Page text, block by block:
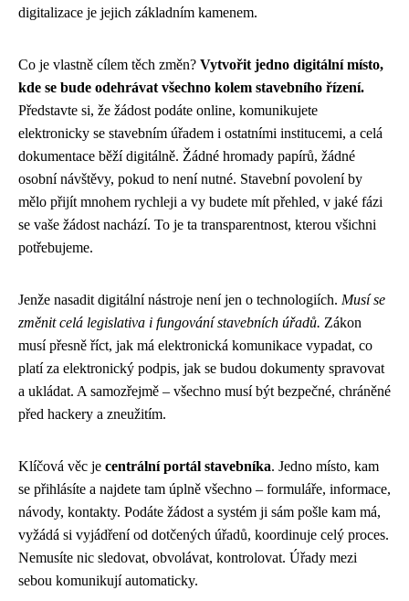
digitalizace je jejich základním kamenem.
Co je vlastně cílem těch změn? Vytvořit jedno digitální místo,
kde se bude odehrávat všechno kolem stavebního řízení.
Představte si, že žádost podáte online, komunikujete
elektronicky se stavebním úřadem i ostatními institucemi, a celá
dokumentace běží digitálně. Žádné hromady papírů, žádné
osobní návštěvy, pokud to není nutné. Stavební povolení by
mělo přijít mnohem rychleji a vy budete mít přehled, v jaké fázi
se vaše žádost nachází. To je ta transparentnost, kterou všichni
potřebujeme.
Jenže nasadit digitální nástroje není jen o technologiích. Musí se
změnit celá legislativa i fungování stavebních úřadů. Zákon
musí přesně říct, jak má elektronická komunikace vypadat, co
platí za elektronický podpis, jak se budou dokumenty spravovat
a ukládat. A samozřejmě – všechno musí být bezpečné, chráněné
před hackery a zneužitím.
Klíčová věc je centrální portál stavebníka. Jedno místo, kam
se přihlásíte a najdete tam úplně všechno – formuláře, informace,
návody, kontakty. Podáte žádost a systém ji sám pošle kam má,
vyžádá si vyjádření od dotčených úřadů, koordinuje celý proces.
Nemusíte nic sledovat, obvolávat, kontrolovat. Úřady mezi
sebou komunikují automaticky.